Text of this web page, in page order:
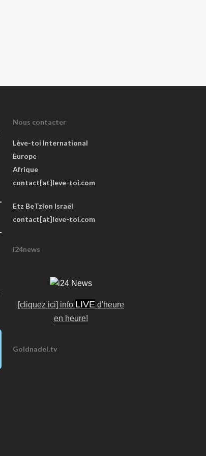
Nous contacter
Lève-toi International
Europe
Afrique
contact[at]leve-toi.com
Etz BeTzion Israël
contact[at]leve-toi.com
i24news
[cliquez ici] info LIVE d'heure
en heure!
Goldnadel.tv